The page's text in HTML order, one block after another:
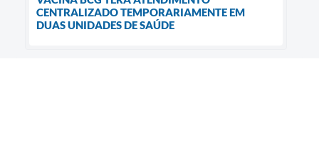
CENTRALIZADO TEMPORARIAMENTE EM
DUAS UNIDADES DE SAÚDE